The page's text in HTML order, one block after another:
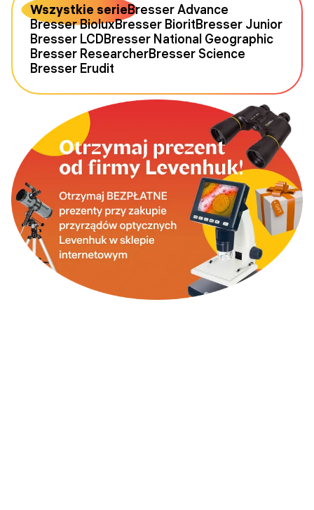
Wszystkie serieBresser Advance
Bresser BioluxBresser BioritBresser Junior
Bresser LCDBresser National Geographic
Bresser ResearcherBresser Science
Bresser Erudit